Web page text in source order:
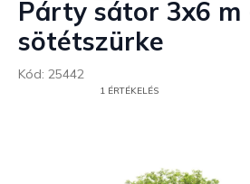
Párty sátor 3x6 m
sötétszürke
Kód: 25442
1 ÉRTÉKELÉS